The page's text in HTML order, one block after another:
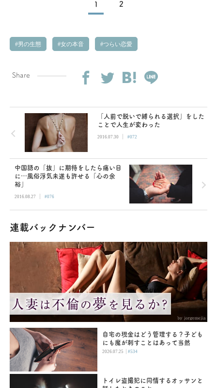
1 2
男の生態 女の本音 つらい恋愛
Share
「人前で脱いで縛られる選択」をした
ことで人生が変わった
2016.07.30 | #072
中国語の「抜」に期待をしたら痛い目
に…風俗浮気未遂も許せる「心の余
裕」
2016.08.27 | #076
連載バックナンバー
自宅の現金はどう管理する？子ども
にも魔が刺すことはあって当然
2026.07.25 |#534
トイレ盗撮犯に同情するオッサンと